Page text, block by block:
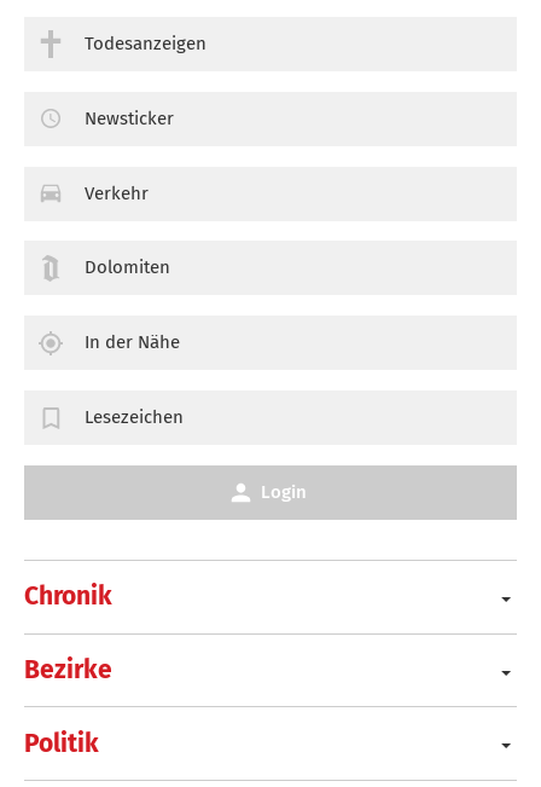
Chronik
Bezirke
Politik
Todesanzeigen
Newsticker
Verkehr
Dolomiten
In der Nähe
Lesezeichen
Login